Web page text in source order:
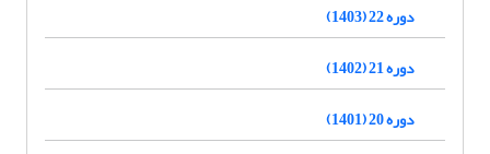
دوره 22 (1403)
دوره 21 (1402)
دوره 20 (1401)